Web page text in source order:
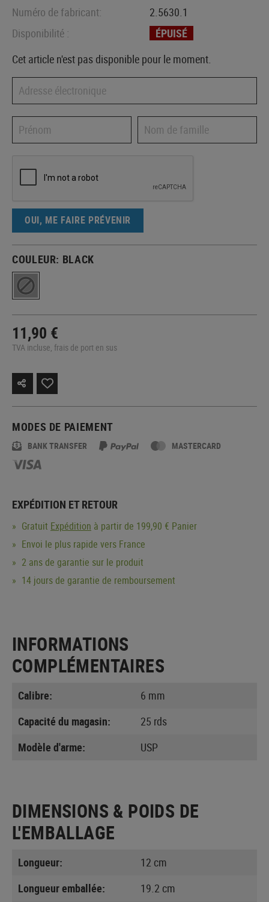
Numéro de fabricant:
2.5630.1
Disponibilité :
ÉPUISÉ
Cet article n'est pas disponible pour le moment.
OUI, ME FAIRE PRÉVENIR
COULEUR: BLACK
11,90 €
TVA incluse, frais de port en sus
MODES DE PAIEMENT
BANK TRANSFER MASTERCARD
EXPÉDITION ET RETOUR
Gratuit Expédition à partir de 199,90 € Panier
Envoi le plus rapide vers France
2 ans de garantie sur le produit
14 jours de garantie de remboursement
INFORMATIONS
COMPLÉMENTAIRES
Calibre:
6 mm
Capacité du magasin:
25 rds
Modèle d'arme:
USP
DIMENSIONS & POIDS DE
L'EMBALLAGE
Longueur:
12 cm
Longueur emballée:
19.2 cm